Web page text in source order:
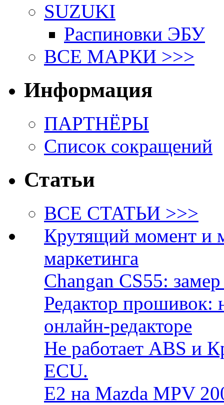
SUZUKI
Распиновки ЭБУ
ВСЕ МАРКИ >>>
Информация
ПАРТНЁРЫ
Список сокращений
Статьи
ВСЕ СТАТЬИ >>>
Крутящий момент и
маркетинга
Changan CS55:
Редактор прошивок:
онлайн-редакторе
Не работает ABS и
ECU.
E2 на Mazda MPV